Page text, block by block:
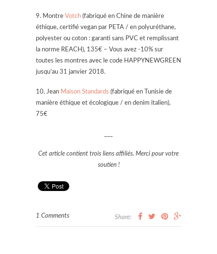
9. Montre Votch (fabriqué en Chine de manière
éthique, certifié vegan par PETA / en polyuréthane,
polyester ou coton : garanti sans PVC et remplissant
la norme REACH), 135€ – Vous avez -10% sur
toutes les montres avec le code HAPPYNEWGREEN
jusqu’au 31 janvier 2018.
10. Jean Maison Standards (fabriqué en Tunisie de
manière éthique et écologique / en denim italien),
75€
Cet article contient trois liens affiliés. Merci pour votre
soutien !
1 Comments Share: